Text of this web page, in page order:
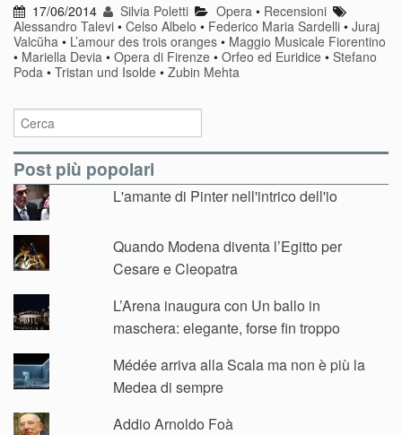
17/06/2014 Silvia Poletti Opera • Recensioni
Alessandro Talevi • Celso Albelo • Federico Maria Sardelli • Juraj
Valcŭha • L’amour des trois oranges • Maggio Musicale Fiorentino
• Mariella Devia • Opera di Firenze • Orfeo ed Euridice • Stefano
Poda • Tristan und Isolde • Zubin Mehta
Post più popolari
L'amante di Pinter nell'intrico dell'io
Quando Modena diventa l’Egitto per
Cesare e Cleopatra
L’Arena inaugura con Un ballo in
maschera: elegante, forse fin troppo
Médée arriva alla Scala ma non è più la
Medea di sempre
Addio Arnoldo Foà